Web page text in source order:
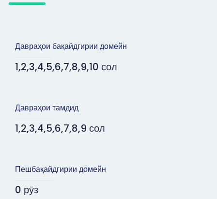
Давраҳои бақайдгирии домейн
1,2,3,4,5,6,7,8,9,10 сол
Давраҳои тамдид
1,2,3,4,5,6,7,8,9 сол
Пешбақайдгирии домейн
0 рӯз